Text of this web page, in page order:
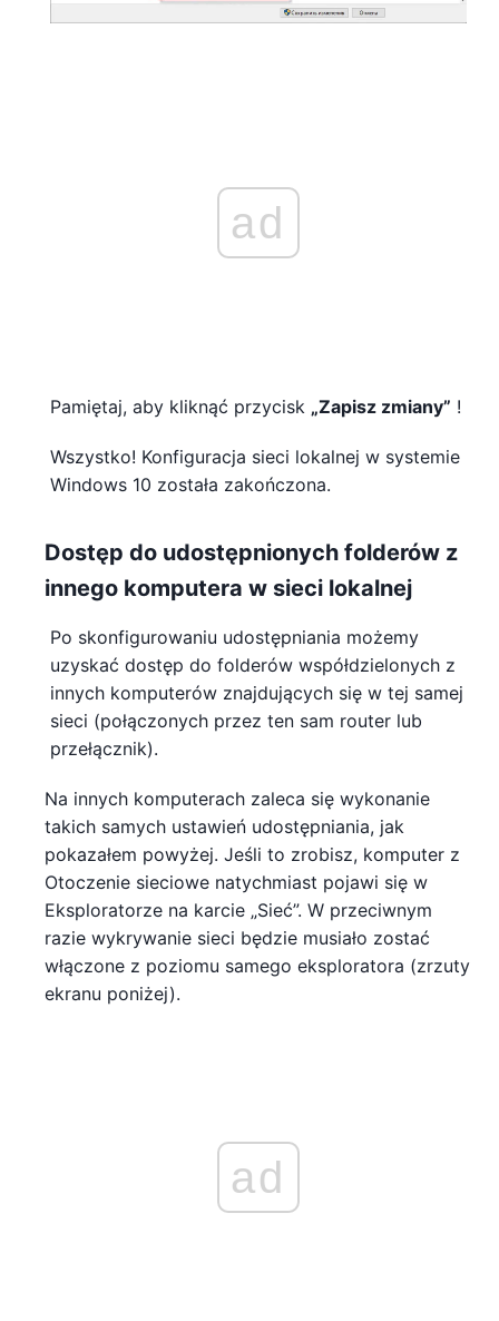
ad
Pamiętaj, aby kliknąć przycisk „Zapisz zmiany” !
Wszystko! Konfiguracja sieci lokalnej w systemie
Windows 10 została zakończona.
Dostęp do udostępnionych folderów z
innego komputera w sieci lokalnej
Po skonfigurowaniu udostępniania możemy
uzyskać dostęp do folderów współdzielonych z
innych komputerów znajdujących się w tej samej
sieci (połączonych przez ten sam router lub
przełącznik).
Na innych komputerach zaleca się wykonanie
takich samych ustawień udostępniania, jak
pokazałem powyżej. Jeśli to zrobisz, komputer z
Otoczenie sieciowe natychmiast pojawi się w
Eksploratorze na karcie „Sieć”. W przeciwnym
razie wykrywanie sieci będzie musiało zostać
włączone z poziomu samego eksploratora (zrzuty
ekranu poniżej).
ad